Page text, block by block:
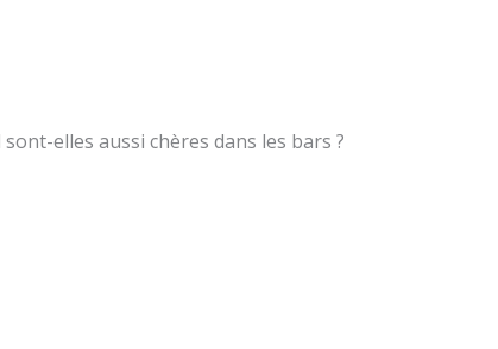
elles aussi chères dans les bars ?